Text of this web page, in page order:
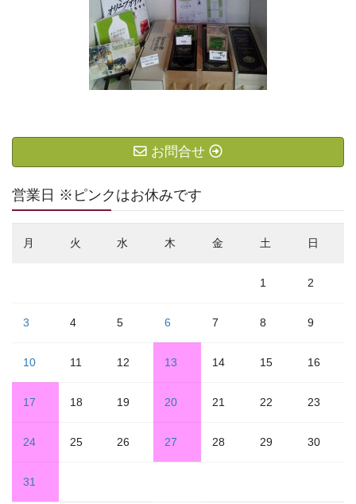
お問合せ
営業日 ※ピンクはお休みです
月 火 水 木 金 土 日
1 2
3 4 5 6 7 8 9
10 11 12 13 14 15 16
17 18 19 20 21 22 23
24 25 26 27 28 29 30
31